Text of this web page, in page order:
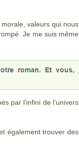
valeurs qui nous
Je me suis même
par l’infini de l’univers
également trouver des